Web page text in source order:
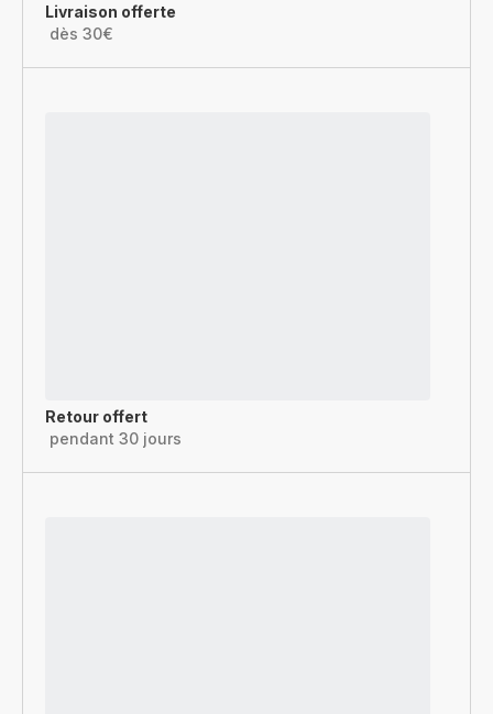
Livraison offerte
dès 30€
Retour offert
pendant 30 jours